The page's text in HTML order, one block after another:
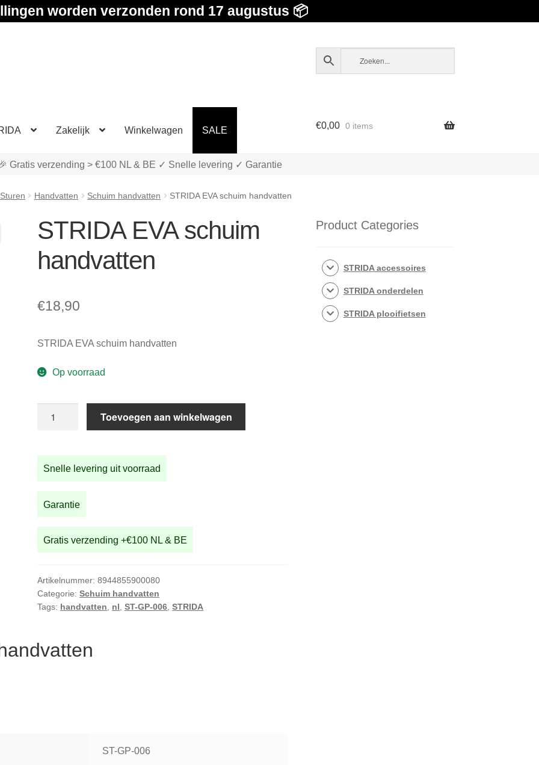
worden verzonden rond 17 augustus 📦
Zakelijk Winkelwagen SALE €0,00 0 items
Gratis verzending > €100 NL & BE ✓ Snelle levering ✓ Garantie
Handvatten Schuim handvatten STRIDA EVA schuim handvatten
STRIDA EVA schuim
handvatten
€18,90
STRIDA EVA schuim handvatten
Op voorraad
handvatten
aantal
Toevoegen aan winkelwagen
Snelle levering uit voorraad
Garantie
Gratis verzending +€100 NL & BE
Artikelnummer:8944855900080
Categorie:Schuim handvatten
Tags: handvatten nl ,ST-GP-006 ,STRIDA
ST-GP-006
Product Categories
STRIDA accessoires
STRIDA onderdelen
STRIDA plooifietsen